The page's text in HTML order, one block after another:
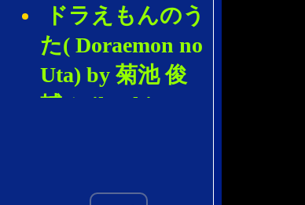
ドラえもんのう
た( Doraemon no
Uta) by 菊池 俊
輔 (Kikuchi
Wandering